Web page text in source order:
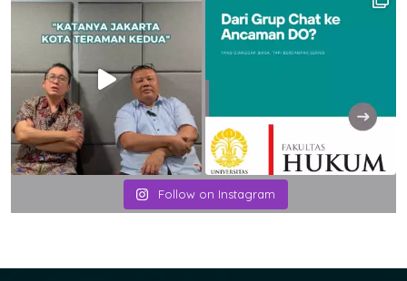
Follow on Instagram